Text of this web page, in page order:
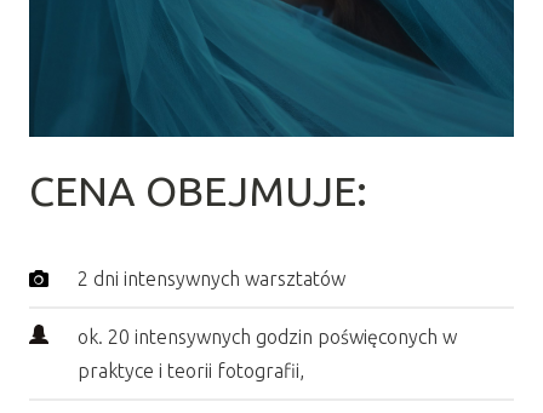
CENA OBEJMUJE:
2 dni intensywnych warsztatów
ok. 20 intensywnych godzin poświęconych w
praktyce i teorii fotografii,